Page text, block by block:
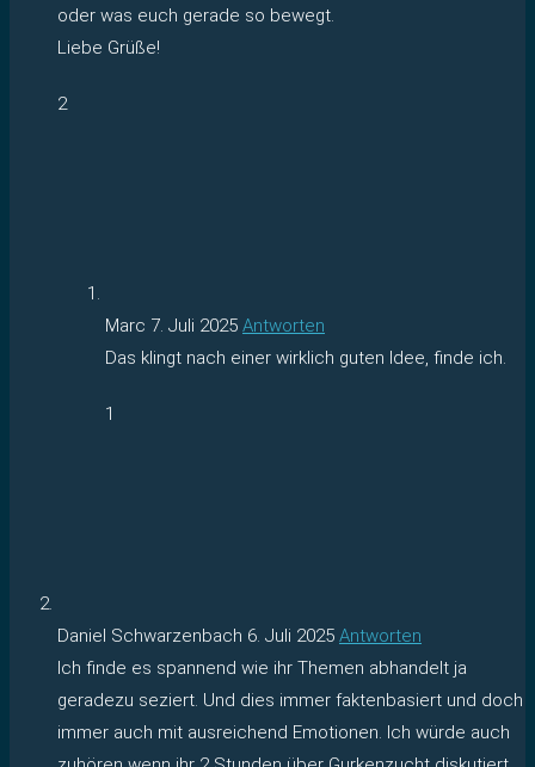
oder was euch gerade so bewegt.
Liebe Grüße!
2
Marc 7. Juli 2025 Antworten
Das klingt nach einer wirklich guten Idee, finde ich.
1
Daniel Schwarzenbach 6. Juli 2025 Antworten
Ich finde es spannend wie ihr Themen abhandelt ja
geradezu seziert. Und dies immer faktenbasiert und doch
immer auch mit ausreichend Emotionen. Ich würde auch